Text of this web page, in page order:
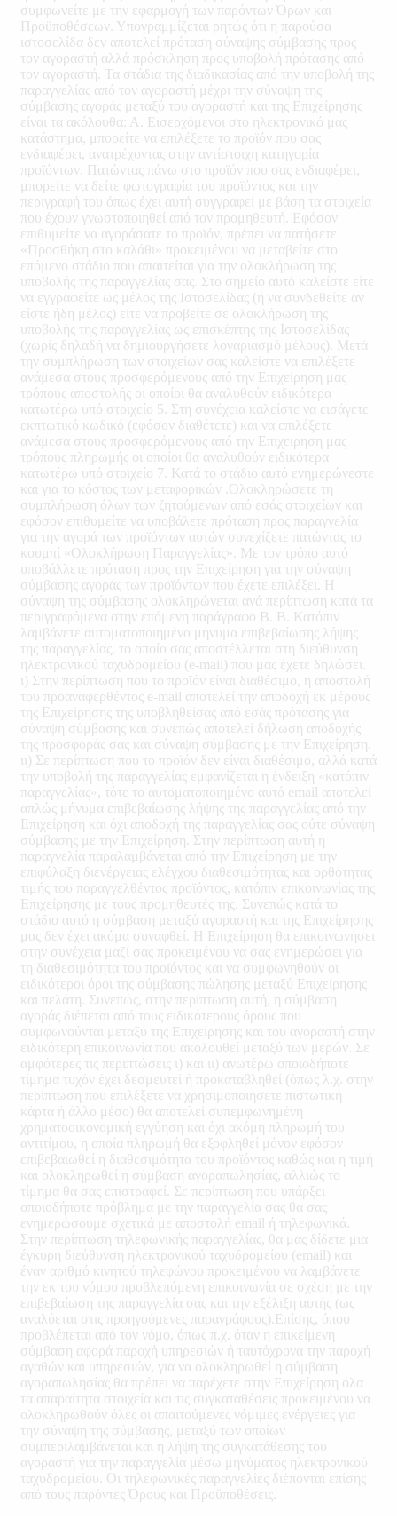
συμφωνείτε με την εφαρμογή των παρόντων Όρων και
Προϋποθέσεων. Υπογραμμίζεται ρητώς ότι η παρούσα
ιστοσελίδα δεν αποτελεί πρόταση σύναψης σύμβασης προς
τον αγοραστή αλλά πρόσκληση προς υποβολή πρότασης από
τον αγοραστή. Τα στάδια της διαδικασίας από την υποβολή της
παραγγελίας από τον αγοραστή μέχρι την σύναψη της
σύμβασης αγοράς μεταξύ του αγοραστή και της Επιχείρησης
είναι τα ακόλουθα: Α. Εισερχόμενοι στο ηλεκτρονικό μας
κατάστημα, μπορείτε να επιλέξετε το προϊόν που σας
ενδιαφέρει, ανατρέχοντας στην αντίστοιχη κατηγορία
προϊόντων. Πατώντας πάνω στο προϊόν που σας ενδιαφέρει,
μπορείτε να δείτε φωτογραφία του προϊόντος και την
περιγραφή του όπως έχει αυτή συγγραφεί με βάση τα στοιχεία
που έχουν γνωστοποιηθεί από τον προμηθευτή. Εφόσον
επιθυμείτε να αγοράσατε το προϊόν, πρέπει να πατήσετε
«Προσθήκη στο καλάθι» προκειμένου να μεταβείτε στο
επόμενο στάδιο που απαιτείται για την ολοκλήρωση της
υποβολής της παραγγελίας σας. Στο σημείο αυτό καλείστε είτε
να εγγραφείτε ως μέλος της Ιστοσελίδας (ή να συνδεθείτε αν
είστε ήδη μέλος) είτε να προβείτε σε ολοκλήρωση της
υποβολής της παραγγελίας ως επισκέπτης της Ιστοσελίδας
(χωρίς δηλαδή να δημιουργήσετε λογαριασμό μέλους). Μετά
την συμπλήρωση των στοιχείων σας καλείστε να επιλέξετε
ανάμεσα στους προσφερόμενους από την Επιχείρηση μας
τρόπους αποστολής οι οποίοι θα αναλυθούν ειδικότερα
κατωτέρω υπό στοιχείο 5. Στη συνέχεια καλείστε να εισάγετε
εκπτωτικό κωδικό (εφόσον διαθέτετε) και να επιλέξετε
ανάμεσα στους προσφερόμενους από την Επιχειρηση μας
τρόπους πληρωμής οι οποίοι θα αναλυθούν ειδικότερα
κατωτέρω υπό στοιχείο 7. Κατά το στάδιο αυτό ενημερώνεστε
και για το κόστος των μεταφορικών .Ολοκληρώσετε τη
συμπλήρωση όλων των ζητούμενων από εσάς στοιχείων και
εφόσον επιθυμείτε να υποβάλετε πρόταση προς παραγγελία
για την αγορά των προϊόντων αυτών συνεχίζετε πατώντας το
κουμπί «Ολοκλήρωση Παραγγελίας». Με τον τρόπο αυτό
υποβάλλετε πρόταση προς την Επιχείρηση για την σύναψη
σύμβασης αγοράς των προϊόντων που έχετε επιλέξει. Η
σύναψη της σύμβασης ολοκληρώνεται ανά περίπτωση κατά τα
περιγραφόμενα στην επόμενη παράγραφο Β. Β. Κατόπιν
λαμβάνετε αυτοματοποιημένο μήνυμα επιβεβαίωσης λήψης
της παραγγελίας, το οποίο σας αποστέλλεται στη διεύθυνση
ηλεκτρονικού ταχυδρομείου (e-mail) που μας έχετε δηλώσει.
ι) Στην περίπτωση που το προϊόν είναι διαθέσιμο, η αποστολή
του προαναφερθέντος e-mail αποτελεί την αποδοχή εκ μέρους
της Επιχείρησης της υποβληθείσας από εσάς πρότασης για
σύναψη σύμβασης και συνεπώς αποτελεί δήλωση αποδοχής
της προσφοράς σας και σύναψη σύμβασης με την Επιχείρηση.
ιι) Σε περίπτωση που το προϊόν δεν είναι διαθέσιμο, αλλά κατά
την υποβολή της παραγγελίας εμφανίζεται η ένδειξη «κατόπιν
παραγγελίας», τότε το αυτοματοποιημένο αυτό email αποτελεί
απλώς μήνυμα επιβεβαίωσης λήψης της παραγγελίας από την
Επιχείρηση και όχι αποδοχή της παραγγελίας σας ούτε σύναψη
σύμβασης με την Επιχείρηση. Στην περίπτωση αυτή η
παραγγελία παραλαμβάνεται από την Επιχείρηση με την
επιφύλαξη διενέργειας ελέγχου διαθεσιμότητας και ορθότητας
τιμής του παραγγελθέντος προϊόντος, κατόπιν επικοινωνίας της
Επιχείρησης με τους προμηθευτές της. Συνεπώς κατά το
στάδιο αυτό η σύμβαση μεταξύ αγοραστή και της Επιχείρησης
μας δεν έχει ακόμα συναφθεί. Η Επιχείρηση θα επικοινωνήσει
στην συνέχεια μαζί σας προκειμένου να σας ενημερώσει για
τη διαθεσιμότητα του προϊόντος και να συμφωνηθούν οι
ειδικότεροι όροι της σύμβασης πώλησης μεταξύ Επιχείρησης
και πελάτη. Συνεπώς, στην περίπτωση αυτή, η σύμβαση
αγοράς διέπεται από τους ειδικότερους όρους που
συμφωνούνται μεταξύ της Επιχείρησης και του αγοραστή στην
ειδικότερη επικοινωνία που ακολουθεί μεταξύ των μερών. Σε
αμφότερες τις περιπτώσεις ι) και ιι) ανωτέρω οποιοδήποτε
τίμημα τυχόν έχει δεσμευτεί ή προκαταβληθεί (όπως λ.χ. στην
περίπτωση που επιλέξετε να χρησιμοποιήσετε πιστωτική
κάρτα ή άλλο μέσο) θα αποτελεί συπεμφωνημένη
χρηματοοικονομική εγγύηση και όχι ακόμη πληρωμή του
αντιτίμου, η οποία πληρωμή θα εξοφληθεί μόνον εφόσον
επιβεβαιωθεί η διαθεσιμότητα του προϊόντος καθώς και η τιμή
και ολοκληρωθεί η σύμβαση αγοραπωλησίας, αλλιώς το
τίμημα θα σας επιστραφεί. Σε περίπτωση που υπάρξει
οποιοδήποτε πρόβλημα με την παραγγελία σας θα σας
ενημερώσουμε σχετικά με αποστολή email ή τηλεφωνικά.
Στην περίπτωση τηλεφωνικής παραγγελίας, θα μας δίδετε μια
έγκυρη διεύθυνση ηλεκτρονικού ταχυδρομείου (email) και
έναν αριθμό κινητού τηλεφώνου προκειμένου να λαμβάνετε
την εκ του νόμου προβλεπόμενη επικοινωνία σε σχέση με την
επιβεβαίωση της παραγγελία σας και την εξέλιξη αυτής (ως
αναλύεται στις προηγούμενες παραγράφους).Επίσης, όπου
προβλέπεται από τον νόμο, όπως π.χ. όταν η επικείμενη
σύμβαση αφορά παροχή υπηρεσιών ή ταυτόχρονα την παροχή
αγαθών και υπηρεσιών, για να ολοκληρωθεί η σύμβαση
αγοραπωλησίας θα πρέπει να παρέχετε στην Επιχείρηση όλα
τα απαραίτητα στοιχεία και τις συγκαταθέσεις προκειμένου να
ολοκληρωθούν όλες οι απαιτούμενες νόμιμες ενέργειες για
την σύναψη της σύμβασης, μεταξύ των οποίων
συμπεριλαμβάνεται και η λήψη της συγκατάθεσης του
αγοραστή για την παραγγελία μέσω μηνύματος ηλεκτρονικού
ταχυδρομείου. Οι τηλεφωνικές παραγγελίες διέπονται επίσης
από τους παρόντες Όρους και Προϋποθέσεις.